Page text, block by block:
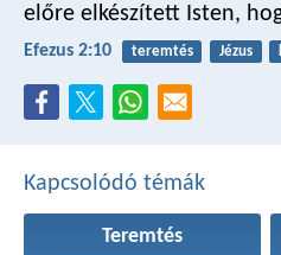
előre elkészített Isten,
Efezus 2:10 teremtés Jézus
Kapcsolódó témák
Teremtés